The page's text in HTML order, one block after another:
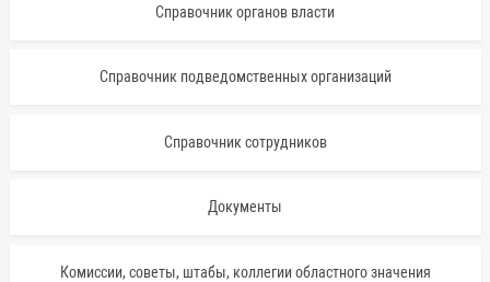
Справочник органов власти
Справочник подведомственных организаций
Справочник сотрудников
Документы
Комиссии, советы, штабы, коллегии областного значения